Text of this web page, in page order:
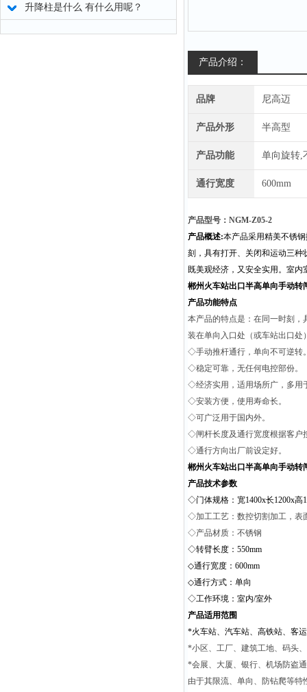
升降柱是什么 有什么用呢？
产品介绍：
品牌 尼高迈
产品外形 半高型
产品功能 单向旋转,
通行宽度 600mm
产品型号：NGM-Z05-2
产品概述:本产品采用精美不锈
刻，具有打开、关闭和运动三种
既美观经济，又安全实用。室内
郴州火车站出口半高单向手动转
产品功能特点
本产品的特点是：在同一时刻，
装在单向入口处（或车站出口处
◇手动推杆通行，单向不可逆转
◇稳定可靠，无任何电控部份。
◇经济实用，适用场所广，多用
◇安装方便，使用寿命长。
◇可广泛用于国内外。
◇闸杆长度及通行宽度根据客户
◇通行方向出厂前设定好。
郴州火车站出口半高单向手动转
产品技术参数
◇门体规格：宽1400x长1200x高
◇加工工艺：数控切割加工，表
◇产品材质：不锈钢
◇转臂长度：550mm
◇通行宽度：600mm
◇通行方式：单向
◇工作环境：室内/室外
产品适用范围
*火车站、汽车站、高铁站、客
*小区、工厂、建筑工地、码头
*会展、大厦、银行、机场防盗
由于其限流、单向、防钻爬等